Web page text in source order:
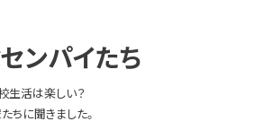
ンパイたち
生活は楽しい？
ちに聞きました。